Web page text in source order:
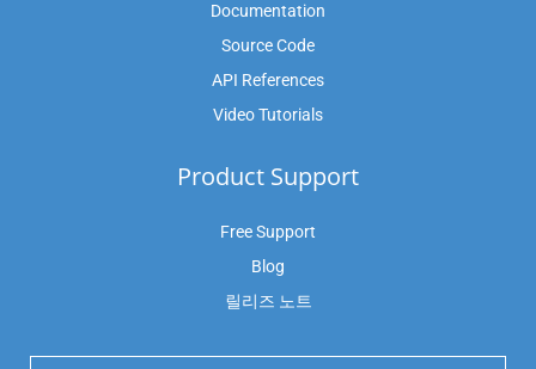
Documentation
Source Code
API References
Video Tutorials
Product Support
Free Support
Blog
릴리즈 노트